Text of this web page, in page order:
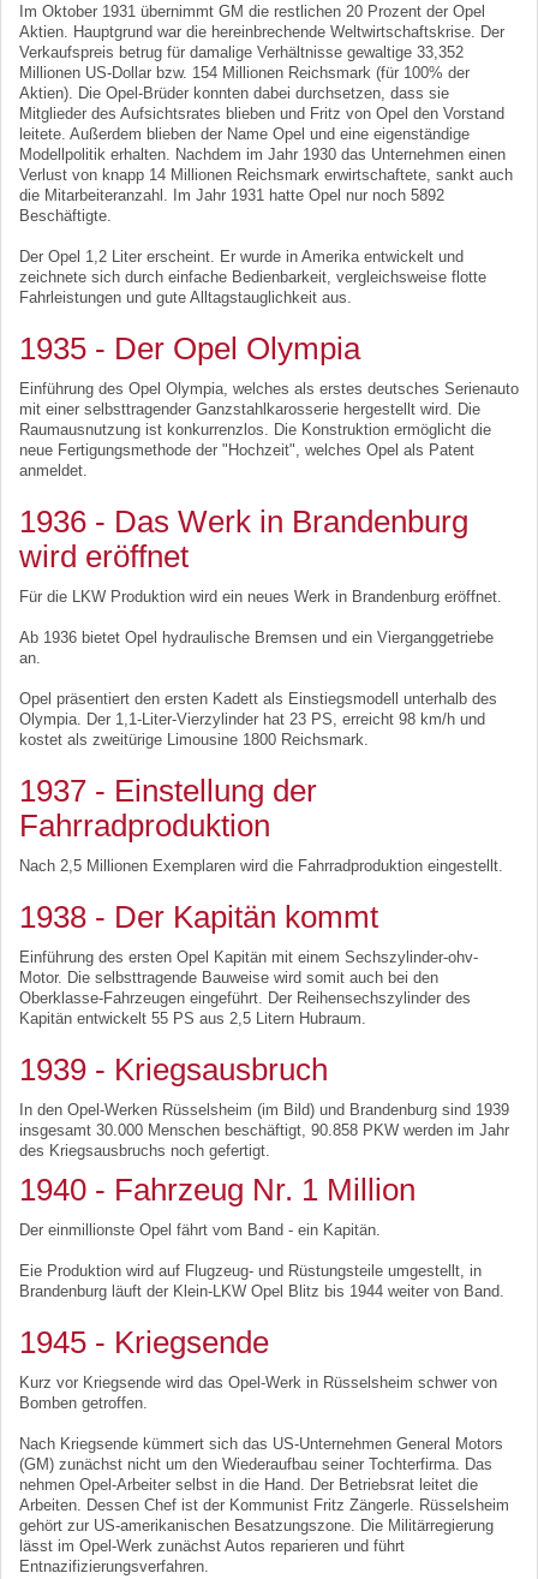
Im Oktober 1931 übernimmt GM die restlichen 20 Prozent der Opel
Aktien. Hauptgrund war die hereinbrechende Weltwirtschaftskrise. Der
Verkaufspreis betrug für damalige Verhältnisse gewaltige 33,352
Millionen US-Dollar bzw. 154 Millionen Reichsmark (für 100% der
Aktien). Die Opel-Brüder konnten dabei durchsetzen, dass sie
Mitglieder des Aufsichtsrates blieben und Fritz von Opel den Vorstand
leitete. Außerdem blieben der Name Opel und eine eigenständige
Modellpolitik erhalten. Nachdem im Jahr 1930 das Unternehmen einen
Verlust von knapp 14 Millionen Reichsmark erwirtschaftete, sankt auch
die Mitarbeiteranzahl. Im Jahr 1931 hatte Opel nur noch 5892
Beschäftigte.
Der Opel 1,2 Liter erscheint. Er wurde in Amerika entwickelt und
zeichnete sich durch einfache Bedienbarkeit, vergleichsweise flotte
Fahrleistungen und gute Alltagstauglichkeit aus.
1935 - Der Opel Olympia
Einführung des Opel Olympia, welches als erstes deutsches Serienauto
mit einer selbsttragender Ganzstahlkarosserie hergestellt wird. Die
Raumausnutzung ist konkurrenzlos. Die Konstruktion ermöglicht die
neue Fertigungsmethode der "Hochzeit", welches Opel als Patent
anmeldet.
1936 - Das Werk in Brandenburg
wird eröffnet
Für die LKW Produktion wird ein neues Werk in Brandenburg eröffnet.
Ab 1936 bietet Opel hydraulische Bremsen und ein Vierganggetriebe
an.
Opel präsentiert den ersten Kadett als Einstiegsmodell unterhalb des
Olympia. Der 1,1-Liter-Vierzylinder hat 23 PS, erreicht 98 km/h und
kostet als zweitürige Limousine 1800 Reichsmark.
1937 - Einstellung der
Fahrradproduktion
Nach 2,5 Millionen Exemplaren wird die Fahrradproduktion eingestellt.
1938 - Der Kapitän kommt
Einführung des ersten Opel Kapitän mit einem Sechszylinder-ohv-
Motor. Die selbsttragende Bauweise wird somit auch bei den
Oberklasse-Fahrzeugen eingeführt. Der Reihensechszylinder des
Kapitän entwickelt 55 PS aus 2,5 Litern Hubraum.
1939 - Kriegsausbruch
In den Opel-Werken Rüsselsheim (im Bild) und Brandenburg sind 1939
insgesamt 30.000 Menschen beschäftigt, 90.858 PKW werden im Jahr
des Kriegsausbruchs noch gefertigt.
1940 - Fahrzeug Nr. 1 Million
Der einmillionste Opel fährt vom Band - ein Kapitän.
Eie Produktion wird auf Flugzeug- und Rüstungsteile umgestellt, in
Brandenburg läuft der Klein-LKW Opel Blitz bis 1944 weiter von Band.
1945 - Kriegsende
Kurz vor Kriegsende wird das Opel-Werk in Rüsselsheim schwer von
Bomben getroffen.
Nach Kriegsende kümmert sich das US-Unternehmen General Motors
(GM) zunächst nicht um den Wiederaufbau seiner Tochterfirma. Das
nehmen Opel-Arbeiter selbst in die Hand. Der Betriebsrat leitet die
Arbeiten. Dessen Chef ist der Kommunist Fritz Zängerle. Rüsselsheim
gehört zur US-amerikanischen Besatzungszone. Die Militärregierung
lässt im Opel-Werk zunächst Autos reparieren und führt
Entnazifizierungsverfahren.